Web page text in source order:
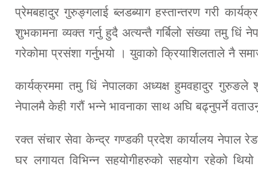
प्रेमबहादुर गुरु‌ङ्गलाई ब्लड‌ब्याग हस्तान्तरण गरी
शुभकामना व्यक्त गर्नु हुदै अत्यन्तै गर्बिलो संख्या तमु धिं
गरेकोमा प्रसंशा गर्नुभयो । युवाको क्रियाशिलताले नै
कार्यक्रममा तमु धिं नेपालका अध्यक्ष हुमवहादुर
नेपालमै केही गरौं भन्ने भावनाका साथ अघि बढ्नुपर्ने
रक्त संचार सेवा केन्द्र गण्डकी प्रदेश कार्यालय नेपाल
घर लगायत विभिन्न सहयोगीहरुको सहयोग रहेको